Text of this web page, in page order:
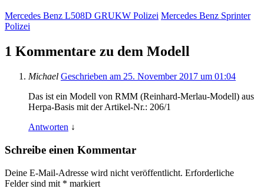
Mercedes Benz L508D GRUKW Polizei Mercedes Benz Sprinter
Polizei
1 Kommentare zu dem Modell
Michael Geschrieben am 25. November 2017 um 01:04
Das ist ein Modell von RMM (Reinhard-Merlau-Modell) aus
Herpa-Basis mit der Artikel-Nr.: 206/1
Antworten ↓
Schreibe einen Kommentar
Deine E-Mail-Adresse wird nicht veröffentlicht. Erforderliche
Felder sind mit * markiert